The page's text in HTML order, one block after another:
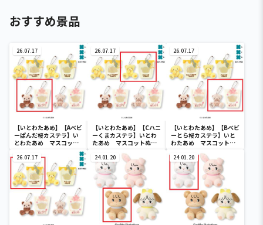
おすすめ景品
26.07.17
【いとわたあめ】【Aベビ
ーぱんだ桜カステラ】い
とわたあめ マスコット
26.07.17
【いとわたあめ】【Cハニ
ーくまカステラ】いとわ
たあめ マスコットぬい
26.07.17
【いとわたあめ】【Bベビ
ーとら桜カステラ】いと
わたあめ マスコットぬ
26.07.17 24.01.20 24.01.20